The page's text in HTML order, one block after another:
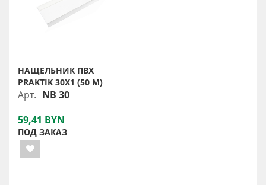
НАЩЕЛЬНИК ПВХ
PRAKTIK 30X1 (50 М)
Арт. NB 30
59,41 BYN
ПОД ЗАКАЗ